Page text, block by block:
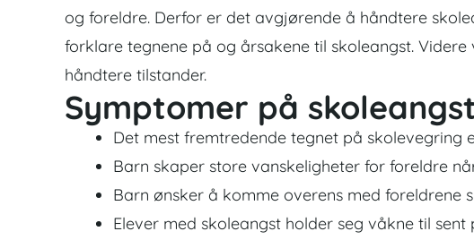
og foreldre. Derfor er det avgjørende å håndtere
forklare tegnene på og årsakene til skoleangst.
håndtere tilstander.
Symptomer på skoleangst
Det mest fremtredende tegnet på skolevegring
Barn skaper store vanskeligheter for foreldre
Barn ønsker å komme overens med foreldrene
Elever med skoleangst holder seg våkne til